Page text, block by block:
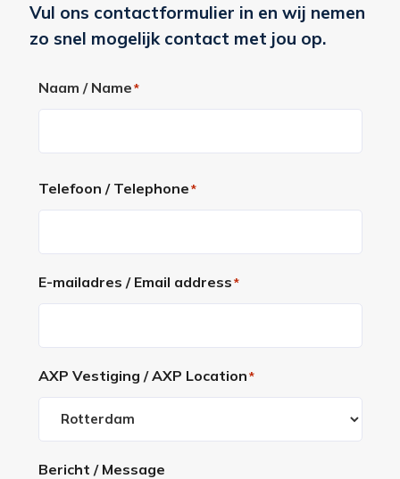
Vul ons contactformulier in en wij nemen
zo snel mogelijk contact met jou op.
Naam / Name*
Telefoon / Telephone*
E-mailadres / Email address*
AXP Vestiging / AXP Location*
Bericht / Message